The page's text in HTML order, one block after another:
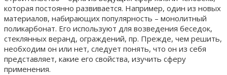
которая постоянно развивается. Например, один из новых
материалов, набирающих популярность – монолитный
поликарбонат. Его используют для возведения беседок,
стеклянных веранд, ограждений, пр. Прежде, чем решить,
необходим он или нет, следует понять, что он из себя
представляет, какие его свойства, изучить сферу
применения.